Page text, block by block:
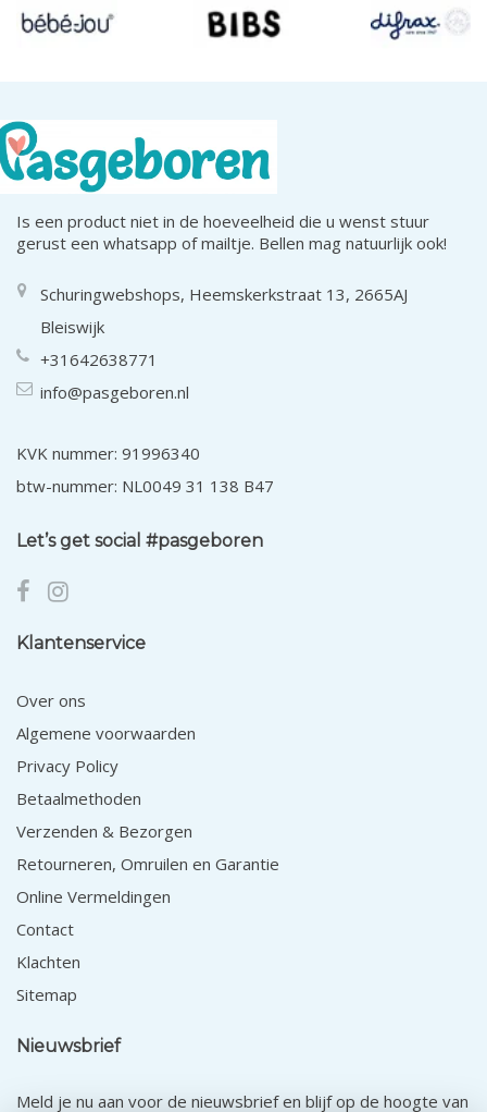
Is een product niet in de hoeveelheid die u wenst stuur
gerust een whatsapp of mailtje. Bellen mag natuurlijk ook!
Schuringwebshops, Heemskerkstraat 13, 2665AJ
Bleiswijk
+31642638771
info@pasgeboren.nl
KVK nummer: 91996340
btw-nummer: NL0049 31 138 B47
Let’s get social #pasgeboren
Klantenservice
Over ons
Algemene voorwaarden
Privacy Policy
Betaalmethoden
Verzenden & Bezorgen
Retourneren, Omruilen en Garantie
Online Vermeldingen
Contact
Klachten
Sitemap
Nieuwsbrief
Meld je nu aan voor de nieuwsbrief en blijf op de hoogte van